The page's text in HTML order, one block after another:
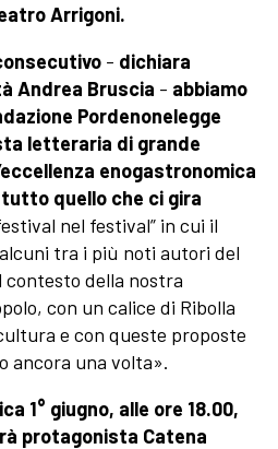
Arrigoni.
- dichiara
Andrea Bruscia - abbiamo
Pordenonelegge
letteraria di grande
enogastronomica
tutto quello che ci gira
nel festival” in cui il
tra i più noti autori del
contesto della nostra
con un calice di Ribolla
e con queste proposte
ancora una volta».
1° giugno, alle ore 18.00,
protagonista Catena